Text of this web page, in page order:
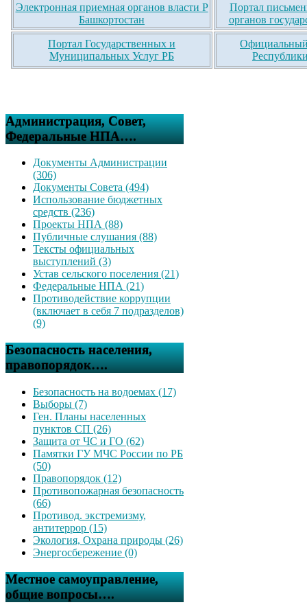
Электронная приемная органов власти Р
Башкортостан
Портал
органов
Портал Государственных и
Муниципальных Услуг РБ
Официальный
Администрация, Совет,
Федеральные НПА….
Документы Администрации
(306)
Документы Совета (494)
Использование бюджетных
средств (236)
Проекты НПА (88)
Публичные слушания (88)
Тексты официальных
выступлений (3)
Устав сельского поселения (21)
Федеральные НПА (21)
Противодействие коррупции
(включает в себя 7 подразделов)
(9)
Безопасность населения,
правопорядок….
Безопасность на водоемах (17)
Выборы (7)
Ген. Планы населенных
пунктов СП (26)
Защита от ЧС и ГО (62)
Памятки ГУ МЧС России по РБ
(50)
Правопорядок (12)
Противопожарная безопасность
(66)
Противод. экстремизму,
антитеррор (15)
Экология, Охрана природы (26)
Энергосбережение (0)
Местное самоуправление,
общие вопросы….